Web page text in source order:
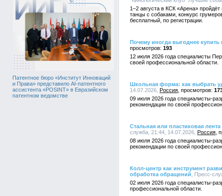
Патентное бюро «Институт Инноваций
и Права» представило AI-патентного
ассистента «POSINT» в Евразийском
патентном ведомстве
1–2 августа в КСК «Арена»
танцы с собаками, конкурс
бесплатный, по регистрации.
Почему иногда выгоднее
193
12 июля 2026 года специалисты
своей профессиональной области.
Школьная форма: как выбрать
14.07.2026, Россия
09 июля 2026 года специалисты-
рекомендации по своей
Стальная или пластиковая
служба, 21:44, 14.07.2026, Россия
08 июля 2026 года специалисты-
рекомендации по своей
Колл-центр как инструмент
обработка обращений , Пресс-
02 июля 2026 года специалисты-
профессиональной области.